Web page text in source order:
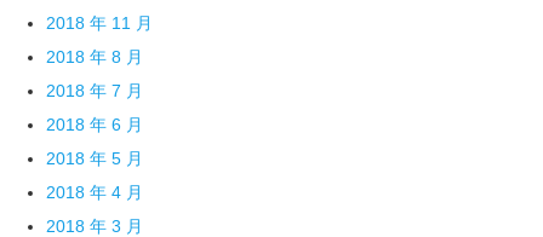
2018 年 11 月
2018 年 8 月
2018 年 7 月
2018 年 6 月
2018 年 5 月
2018 年 4 月
2018 年 3 月